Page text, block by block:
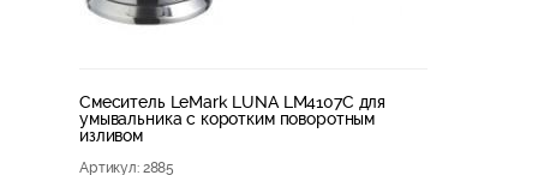
Смеситель LeMark LUNA LM4107C для
умывальника с коротким поворотным
изливом
Артикул: 2885